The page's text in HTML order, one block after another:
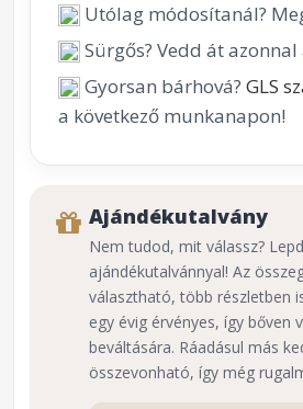
Utólag módosítanál?
Sürgős? Vedd át
Gyorsan bárhová? GLS
a következő munkanapon!
Ajándékutalvány
Nem tudod, mit válassz?
ajándékutalvánnyal! Az
választható, több részletben
egy évig érvényes, így bőven
beváltására. Ráadásul más
összevonható, így még